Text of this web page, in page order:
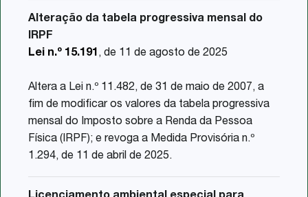
Alteração da tabela progressiva mensal do
IRPF
Lei n.º 15.191, de 11 de agosto de 2025
Altera a Lei n.º 11.482, de 31 de maio de 2007, a
fim de modificar os valores da tabela progressiva
mensal do Imposto sobre a Renda da Pessoa
Física (IRPF); e revoga a Medida Provisória n.º
1.294, de 11 de abril de 2025.